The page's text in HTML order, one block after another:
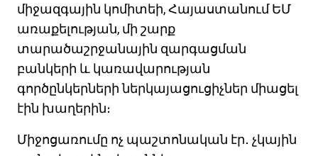
միջազգային կոմիտեի, Հայաստանում ԵՄ
առաքելության, մի շարք
տարածաշրջանային զարգացման
բանկերի և կառավարության
գործընկերների ներկայացուցիչներ միացել
էին խաղերին։
Միջոցառումը ոչ պաշտոնական էր․ չկային